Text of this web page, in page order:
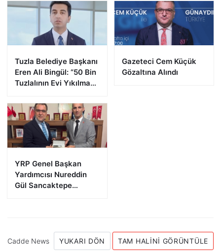
Tuzla Belediye Başkanı
Eren Ali Bingül: “50 Bin
Tuzlalının Evi Yıkılma
Gazeteci Cem Küçük
Gözaltına Alındı
YRP Genel Başkan
Yardımcısı Nureddin
Gül Sancaktepe
Cadde News YUKARI DÖN TAM HALINI GÖRÜNTÜLE